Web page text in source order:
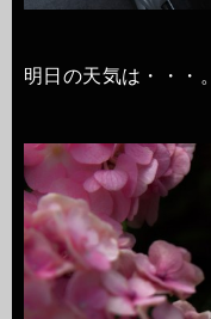
明日の天気は・・・。